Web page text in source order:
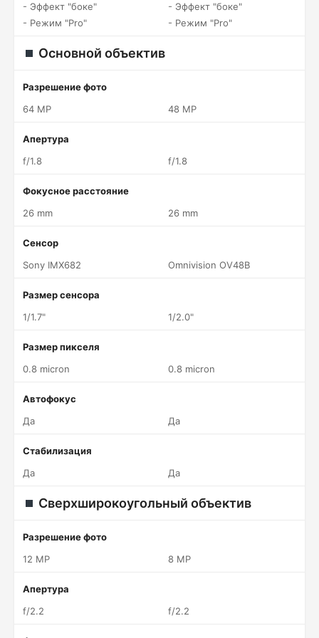
- Эффект "боке"
- Режим "Pro"
- Эффект "боке"
- Режим "Pro"
Основной объектив
Разрешение фото
64 MP
48 MP
Апертура
f/1.8
f/1.8
Фокусное расстояние
26 mm
26 mm
Сенсор
Sony IMX682
Omnivision OV48B
Размер сенсора
1/1.7"
1/2.0"
Размер пикселя
0.8 micron
0.8 micron
Автофокус
Да
Да
Стабилизация
Да
Да
Сверхширокоугольный объектив
Разрешение фото
12 MP
8 MP
Апертура
f/2.2
f/2.2